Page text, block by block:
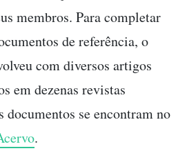
membros. Para completar
de referência, o
com diversos artigos
em dezenas revistas
documentos se encontram no
.